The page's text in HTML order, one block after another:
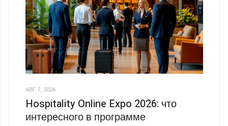
АВГ 7, 2026
Hospitality Online Expo 2026: что
интересного в программе